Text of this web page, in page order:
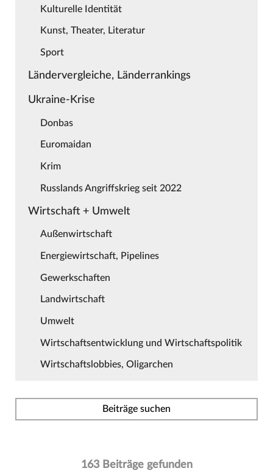
Kulturelle Identität
Kunst, Theater, Literatur
Sport
Ländervergleiche, Länderrankings
Ukraine-Krise
Donbas
Euromaidan
Krim
Russlands Angriffskrieg seit 2022
Wirtschaft + Umwelt
Außenwirtschaft
Energiewirtschaft, Pipelines
Gewerkschaften
Landwirtschaft
Umwelt
Wirtschaftsentwicklung und Wirtschaftspolitik
Wirtschaftslobbies, Oligarchen
Beiträge suchen
163 Beiträge gefunden